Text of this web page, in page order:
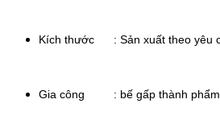
Kích thước : Sản xuất theo yêu
Gia công : bế gấp thành phẩm